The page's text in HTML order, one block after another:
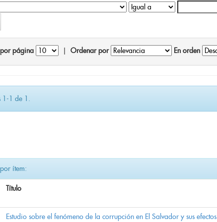
por página Ordenar por En orden
1-1 de 1.
ítem:
Título
Estudio sobre el fenómeno de la corrupción en El Salvador y sus efectos